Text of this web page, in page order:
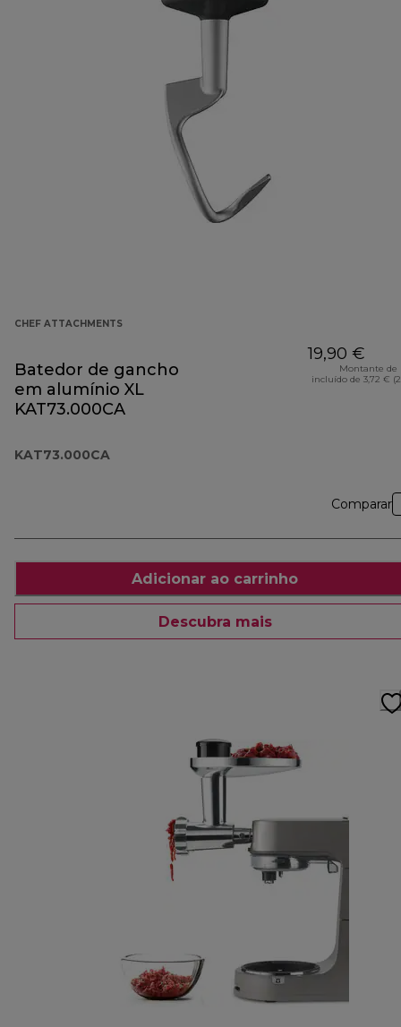
CHEF ATTACHMENTS
Batedor de gancho
em alumínio XL
KAT73.000CA
KAT73.000CA
19,90 €
Montante de
incluído de 3,72 €
Comparar
Adicionar ao carrinho
Descubra mais